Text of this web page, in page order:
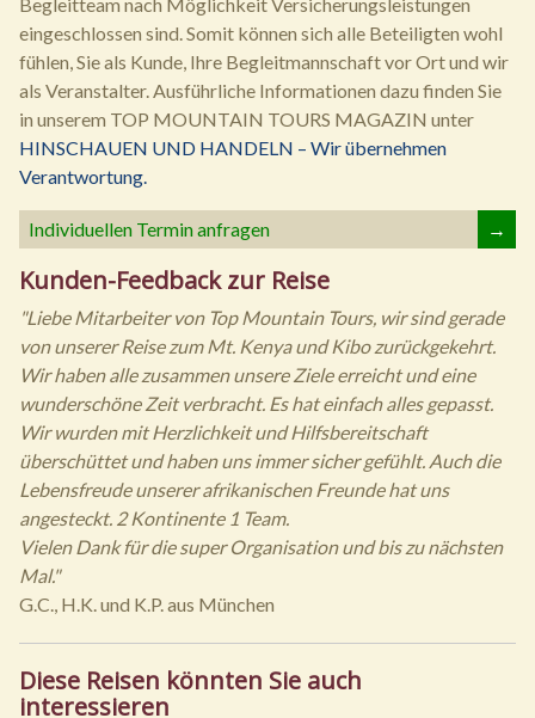
eingeschlossen sind. Somit können sich alle Beteiligten wohl
fühlen, Sie als Kunde, Ihre Begleitmannschaft vor Ort und wir
als Veranstalter. Ausführliche Informationen dazu finden Sie
in unserem TOP MOUNTAIN TOURS MAGAZIN unter
HINSCHAUEN UND HANDELN – Wir übernehmen
Verantwortung.
Individuellen Termin anfragen →
Kunden-Feedback zur Reise
"Liebe Mitarbeiter von Top Mountain Tours, wir sind gerade
von unserer Reise zum Mt. Kenya und Kibo zurückgekehrt.
Wir haben alle zusammen unsere Ziele erreicht und eine
wunderschöne Zeit verbracht. Es hat einfach alles gepasst.
Wir wurden mit Herzlichkeit und Hilfsbereitschaft
überschüttet und haben uns immer sicher gefühlt. Auch die
Lebensfreude unserer afrikanischen Freunde hat uns
angesteckt. 2 Kontinente 1 Team.
Vielen Dank für die super Organisation und bis zu nächsten
Mal."
G.C., H.K. und K.P. aus München
Diese Reisen könnten Sie auch
interessieren